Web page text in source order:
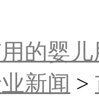
的婴
新闻 >